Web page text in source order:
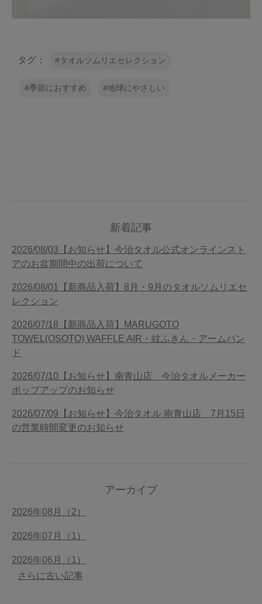
新着記事
2026/08/03【お知らせ】今治タオル公式オンラインスト
アのお盆期間中の出荷について
2026/08/01【新商品入荷】8月・9月のタオルソムリエセ
レクション
2026/07/18【新商品入荷】MARUGOTO
TOWEL(OSOTO) WAFFLE AIR・紋ふきん・アームバン
ド
2026/07/10【お知らせ】南青山店 今治タオルメーカー
ポップアップのお知らせ
2026/07/09【お知らせ】今治タオル 南青山店 7月15日
の営業時間変更のお知らせ
アーカイブ
2026年08月（2）
2026年07月（1）
2026年06月（1）
さらに古い記事
タグ： タオルソムリエセレクション
季節におすすめ 地球にやさしい